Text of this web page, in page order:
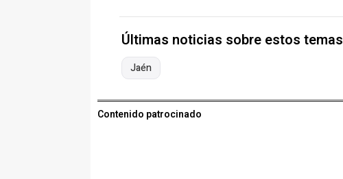
Últimas noticias sobre estos temas
Jaén
Contenido patrocinado